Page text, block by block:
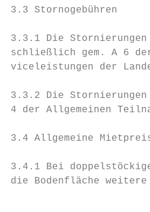
3.3
3.3.1 Die
schließlich gem. A 6
viceleistungen der
3.3.2 Die
4 der Allgemeinen
3.4 Allgemeine
3.4.1 Bei
die Bodenfläche